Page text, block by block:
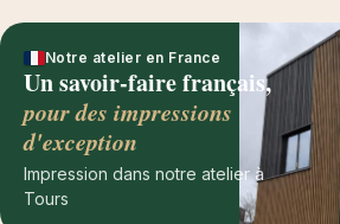
Notre atelier en France
Un savoir-faire français,
pour des impressions
d'exception
Impression dans notre atelier à
Tours